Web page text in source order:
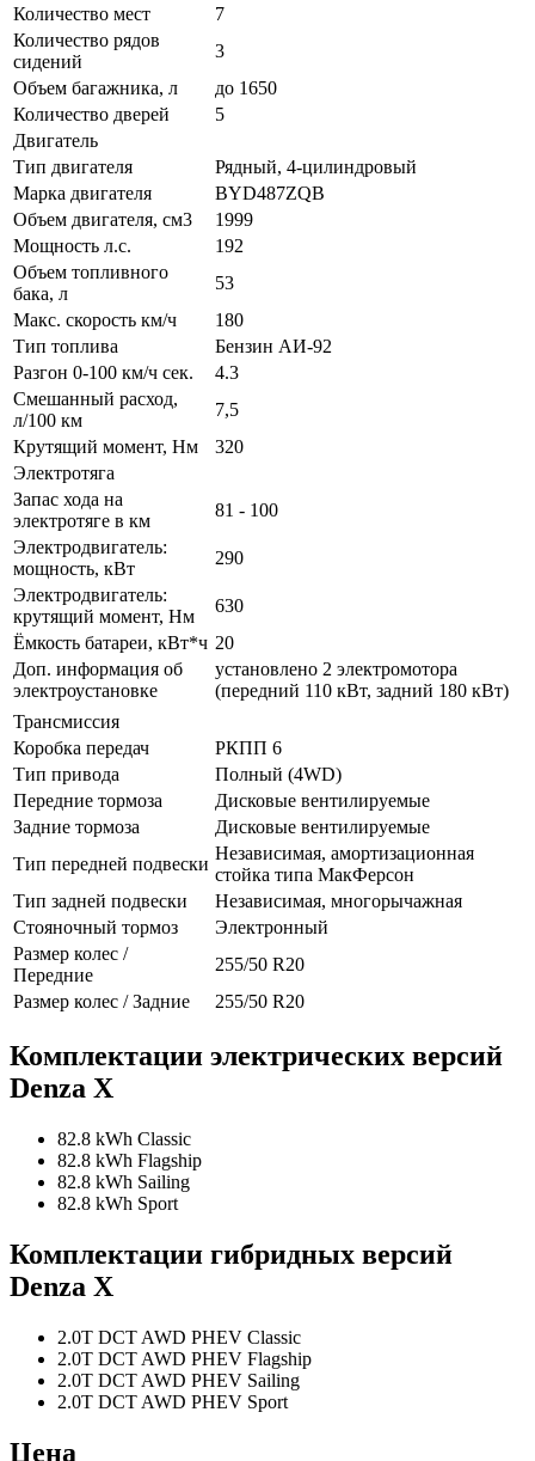
Количество мест
7
Количество рядов
сидений
3
Объем багажника, л
до 1650
Количество дверей
5
Двигатель
Тип двигателя
Рядный, 4-цилиндровый
Марка двигателя
BYD487ZQB
Объем двигателя, см3
1999
Мощность л.с.
192
Объем топливного
бака, л
53
Макс. скорость км/ч
180
Тип топлива
Бензин АИ-92
Разгон 0-100 км/ч сек.
4.3
Смешанный расход,
л/100 км
7,5
Крутящий момент, Нм
320
Электротяга
Запас хода на
электротяге в км
81 - 100
Электродвигатель:
мощность, кВт
290
Электродвигатель:
крутящий момент, Нм
630
Ёмкость батареи, кВт*ч 20
Доп. информация об
электроустановке
установлено 2 электромотора
(передний 110 кВт, задний 180 кВт)
Трансмиссия
Коробка передач
РКПП 6
Тип привода
Полный (4WD)
Передние тормоза
Дисковые вентилируемые
Задние тормоза
Дисковые вентилируемые
Тип передней подвески
Независимая, амортизационная
стойка типа МакФерсон
Тип задней подвески
Независимая, многорычажная
Стояночный тормоз
Электронный
Размер колес /
Передние
255/50 R20
Размер колес / Задние
255/50 R20
Комплектации электрических версий
Denza X
82.8 kWh Classic
82.8 kWh Flagship
82.8 kWh Sailing
82.8 kWh Sport
Комплектации гибридных версий
Denza X
2.0T DCT AWD PHEV Classic
2.0T DCT AWD PHEV Flagship
2.0T DCT AWD PHEV Sailing
2.0T DCT AWD PHEV Sport
Цена